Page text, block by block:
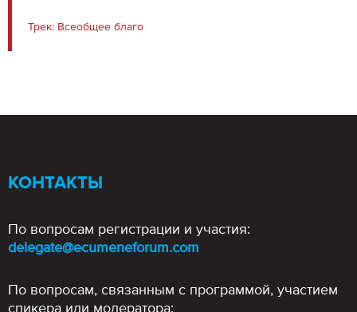
Трек: Всеобщее благо
КОНТАКТЫ
По вопросам регистрации и участия:
delegate@ecumeneforum.com
По вопросам, связанным с программой, участием
спикера или модератора: